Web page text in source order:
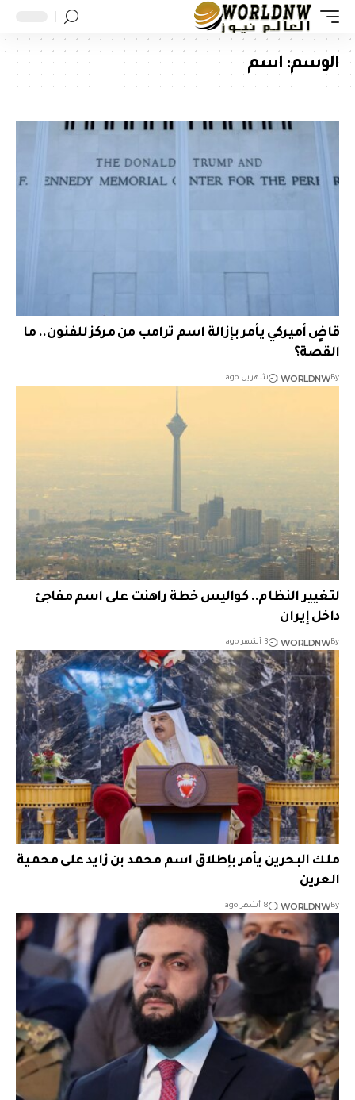
الوسم: اسم
قاضٍ أميركي يأمر بإزالة اسم ترامب من مركز للفنون.. ما
القصة؟
By
WORLDNW شهرين ago
لتغيير النظام.. كواليس خطة راهنت على اسم مفاجئ
داخل إيران
By
WORLDNW 3 أشهر ago
ملك البحرين يأمر بإطلاق اسم محمد بن زايد على محمية
العرين
By
WORLDNW 8 أشهر ago